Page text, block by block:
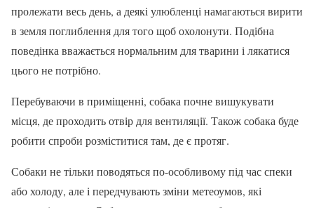
пролежати весь день, а деякі улюбленці намагаються вирити
в земля поглиблення для того щоб охолонути. Подібна
поведінка вважається нормальним для тварини і лякатися
цього не потрібно.
Перебуваючи в приміщенні, собака почне вишукувати
місця, де проходить отвір для вентиляції. Також собака буде
робити спроби розміститися там, де є протяг.
Собаки не тільки поводяться по-особливому під час спеки
або холоду, але і передчувають зміни метеоумов, які